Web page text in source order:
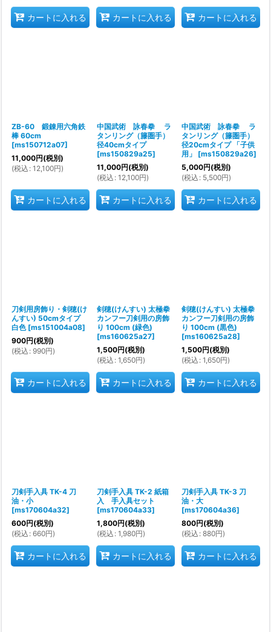
カートに入れる カートに入れる カートに入れる
ZB-60 鍛錬用六角鉄
棒 60cm
[ms150712a07]
11,000円(税別)
(税込 : 12,100円)
カートに入れる
中国武術 詠春拳 ラ
タンリング（籐圏手）
径40cmタイプ
[ms150829a25]
11,000円(税別)
(税込 : 12,100円)
カートに入れる
中国武術 詠春拳 ラ
タンリング（籐圏手）
径20cmタイプ 「子供
用」
[ms150829a26]
5,000円(税別)
(税込 : 5,500円)
カートに入れる
刀剣用房飾り・剣穂(け
んすい) 50cmタイプ
白色 [ms151004a08]
900円(税別)
(税込 : 990円)
カートに入れる
剣穂(けんすい) 太極拳
カンフー刀剣用の房飾
り 100cm (緑色)
[ms160625a27]
1,500円(税別)
(税込 : 1,650円)
カートに入れる
剣穂(けんすい) 太極拳
カンフー刀剣用の房飾
り 100cm (黒色)
[ms160625a28]
1,500円(税別)
(税込 : 1,650円)
カートに入れる
刀剣手入具 TK-4 刀
油・小
[ms170604a32]
600円(税別)
(税込 : 660円)
カートに入れる
刀剣手入具 TK-2 紙箱
入 手入具セット
[ms170604a33]
1,800円(税別)
(税込 : 1,980円)
カートに入れる
刀剣手入具 TK-3 刀
油・大
[ms170604a36]
800円(税別)
(税込 : 880円)
カートに入れる